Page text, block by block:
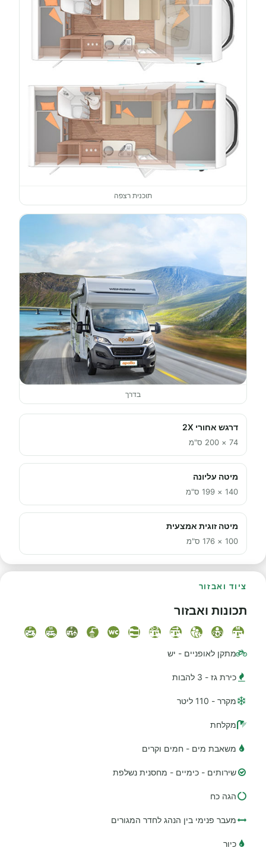
תוכנית רצפה
בדרך
דרגש אחורי 2X
74 × 200 ס"מ
מיטה עליונה
140 × 199 ס"מ
מיטה זוגית אמצעית
100 × 176 ס"מ
ציוד ואבזור
תכונות ואבזור
מתקן לאופניים - יש
כירת גז - 3 להבות
מקרר - 110 ליטר
מקלחת
משאבת מים - חמים וקרים
שירותים - כימיים - מחסנית נשלפת
הגה כח
מעבר פנימי בין הנהג לחדר המגורים
כיור